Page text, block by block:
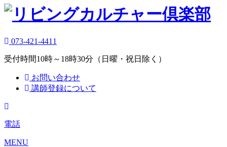
073-421-4411
受付時間10時～18時30分（日曜・祝日除く）
お問い合わせ
講師登録について
電話
MENU